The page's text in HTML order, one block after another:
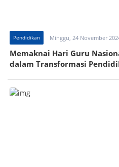
Pendidikan Minggu, 24 November
Memaknai Hari Guru
dalam Transformasi